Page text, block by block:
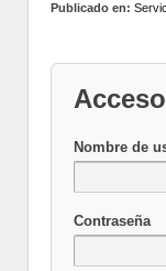
Publicado en:
Acceso
Nombre de
Contraseña